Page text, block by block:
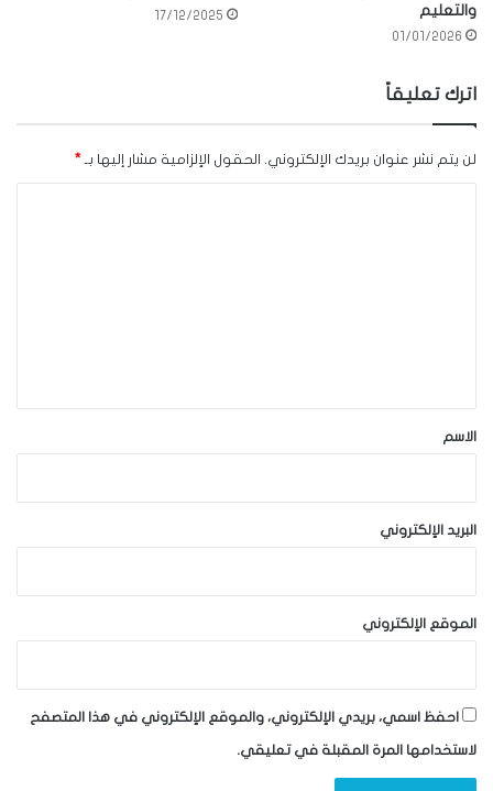
والتعليم
01/01/2026
17/12/2025
اترك تعليقاً
لن يتم نشر عنوان بريدك الإلكتروني. الحقول الإلزامية مشار إليها بـ *
*الاسم
البريد الإلكتروني
الموقع الإلكتروني
احفظ اسمي، بريدي الإلكتروني، والموقع الإلكتروني في هذا المتصفح
لاستخدامها المرة المقبلة في تعليقي.